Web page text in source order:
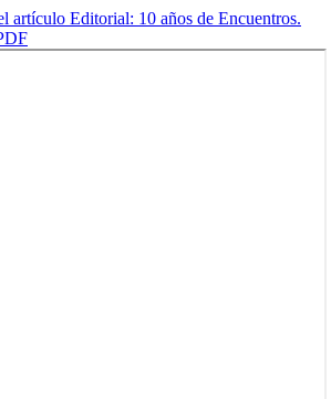
artículo Editorial: 10 años de Encuentros.